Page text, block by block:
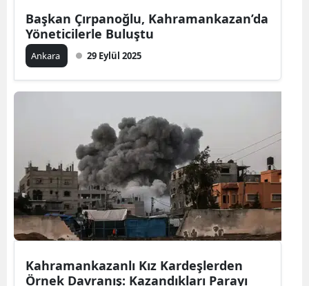
Başkan Çırpanoğlu, Kahramankazan’da
Yöneticilerle Buluştu
Ankara 29 Eylül 2025
Kahramankazanlı Kız Kardeşlerden
Örnek Davranış: Kazandıkları Parayı